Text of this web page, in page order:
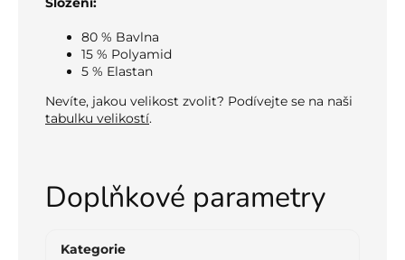
80 % Bavlna
15 % Polyamid
5 % Elastan
Nevíte, jakou velikost zvolit? Podívejte se na naši
tabulku velikostí.
Doplňkové parametry
Kategorie